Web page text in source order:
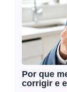
Por que
corrigir e